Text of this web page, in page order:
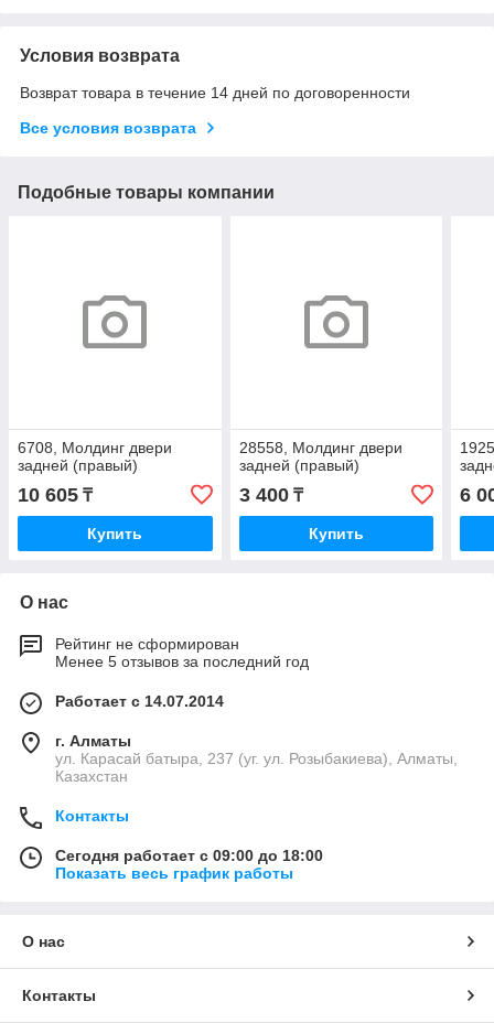
Условия возврата
Возврат товара в течение 14 дней по договоренности
Все условия возврата
Подобные товары компании
6708, Молдинг двери
задней (правый)
10 605 ₸
Купить
28558, Молдинг двери
задней (правый)
3 400₸
Купить
6
О нас
Рейтинг не сформирован
Менее 5 отзывов за последний год
Работает с 14.07.2014
г. Алматы
ул. Карасай батыра, 237 (уг. ул. Розыбакиева), Алматы,
Казахстан
Контакты
Сегодня работает с 09:00 до 18:00
Показать весь график работы
О нас
Контакты